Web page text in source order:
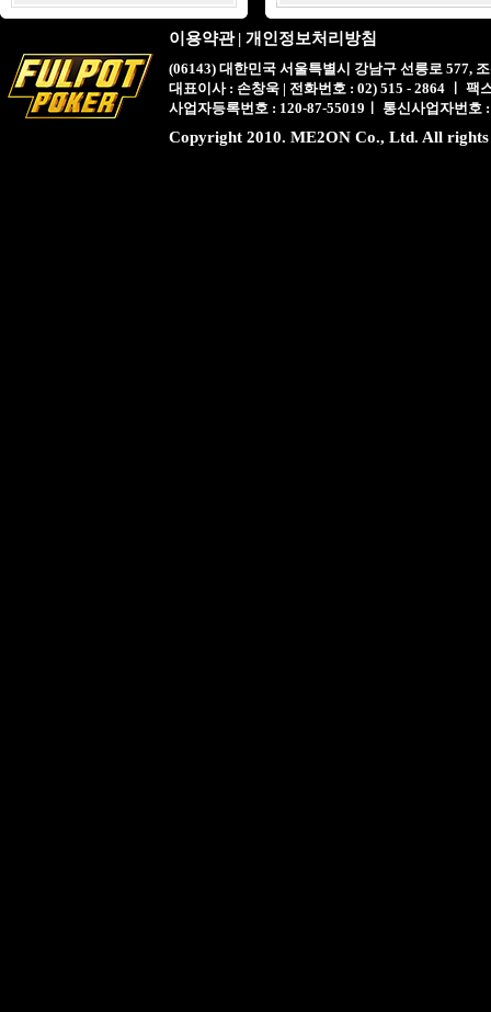
이용약관 | 개인정보처리방침
(06143) 대한민국 서울특별시 강남구 선릉로 577,
대표이사 : 손창욱 | 전화번호 : 02) 515 - 2864 ㅣ 팩
사업자등록번호 : 120-87-55019ㅣ 통신사업자번호
Copyright 2010. ME2ON Co., Ltd. All rights